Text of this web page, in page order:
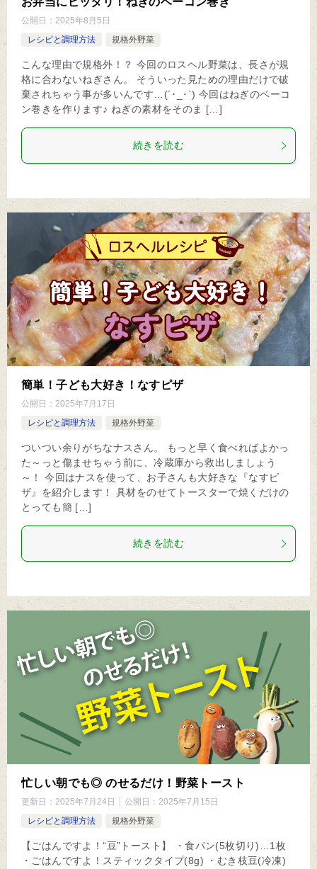
公開日： 2025年8月5日
レシピと調理方法
規格外野菜
こんな理由で規格外！？ 今回のロスヘル野菜は、長さが規
格に合わないねぎさん。 そういった見ための理由だけで破
棄されちゃう事が多いんです…(´･_･`) 今回はねぎのベーコ
ン巻きを作ります♪ ねぎの素材をそのま […]
続きを読む
簡単！子ども大好き！なすピザ
公開日： 2025年7月17日
レシピと調理方法
規格外野菜
ついつい余りがちなナスさん。 もっと早く食べればよかっ
た～っと傷ませちゃう前に、冷蔵庫から救出しましょう
～！ 今回はナスを使って、お子さんも大好きな『なすピ
ザ』を紹介します！ 具材をのせてトースターで焼くだけの
とっても簡 […]
続きを読む
忙しい朝でも◎ のせるだけ！野菜トースト
更新日： 2025年7月24日 公開日： 2025年7月15日
レシピと調理方法
規格外野菜
【ごはんですよ！“豆”トースト】 ・食パン(5枚切り)…1枚
・ごはんですよ！スティックタイプ(8g) ・むき枝豆(冷凍)